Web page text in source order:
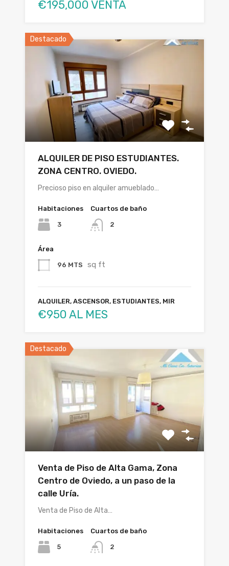
€195,000 VENTA
Destacado
ALQUILER DE PISO ESTUDIANTES.
ZONA CENTRO. OVIEDO.
Precioso piso en alquiler amueblado…
Habitaciones
3
Cuartos de baño
2
Área
96 MTS sq ft
ALQUILER, ASCENSOR, ESTUDIANTES, MIR
€950 AL MES
Destacado
Venta de Piso de Alta Gama, Zona
Centro de Oviedo, a un paso de la
calle Uría.
Venta de Piso de Alta…
Habitaciones
5
Cuartos de baño
2